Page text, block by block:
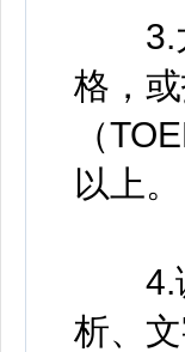
3.大
格，
（
以上。
4.诚
析、